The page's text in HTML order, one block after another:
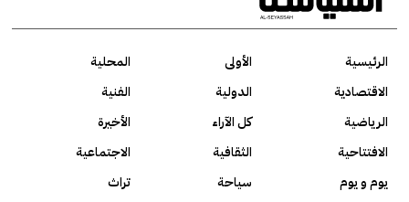
الرئيسية الأولى
المحلية
الاقتصادية
الدولية
الفنية
الرياضية
كل الآراء
الأخيرة
الافتتاحية
الثقافية
الاجتماعية
يوم و يوم
سياحة
تراث